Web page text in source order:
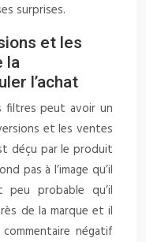
surprises.
et les
la
l’achat
filtres peut avoir un
et les ventes
déçu par le produit
pas à l’image qu’il
probable qu’il
de la marque et il
négatif